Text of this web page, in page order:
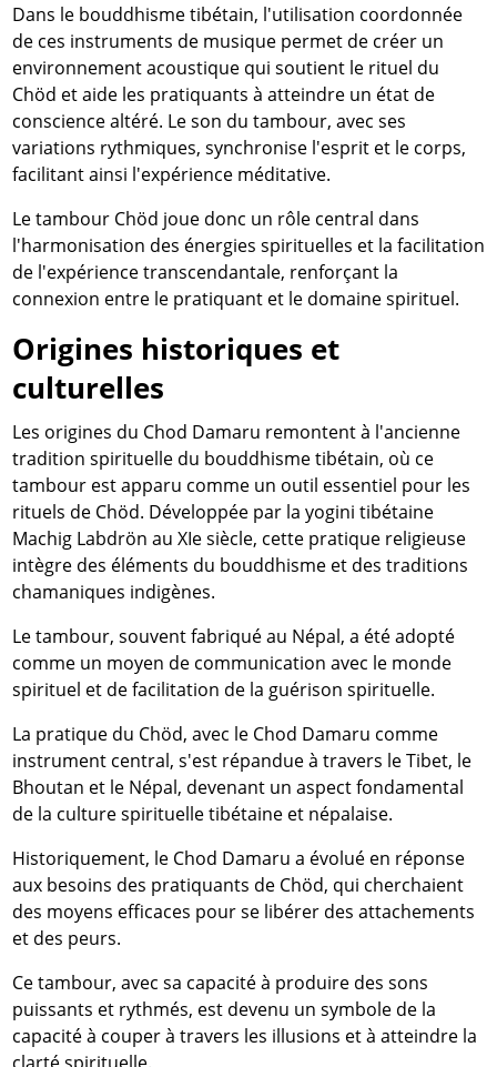
Dans le bouddhisme tibétain, l'utilisation coordonnée
de ces instruments de musique permet de créer un
environnement acoustique qui soutient le rituel du
Chöd et aide les pratiquants à atteindre un état de
conscience altéré. Le son du tambour, avec ses
variations rythmiques, synchronise l'esprit et le corps,
facilitant ainsi l'expérience méditative.
Le tambour Chöd joue donc un rôle central dans
l'harmonisation des énergies spirituelles et la facilitation
de l'expérience transcendantale, renforçant la
connexion entre le pratiquant et le domaine spirituel.
Origines historiques et
culturelles
Les origines du Chod Damaru remontent à l'ancienne
tradition spirituelle du bouddhisme tibétain, où ce
tambour est apparu comme un outil essentiel pour les
rituels de Chöd. Développée par la yogini tibétaine
Machig Labdrön au XIe siècle, cette pratique religieuse
intègre des éléments du bouddhisme et des traditions
chamaniques indigènes.
Le tambour, souvent fabriqué au Népal, a été adopté
comme un moyen de communication avec le monde
spirituel et de facilitation de la guérison spirituelle.
La pratique du Chöd, avec le Chod Damaru comme
instrument central, s'est répandue à travers le Tibet, le
Bhoutan et le Népal, devenant un aspect fondamental
de la culture spirituelle tibétaine et népalaise.
Historiquement, le Chod Damaru a évolué en réponse
aux besoins des pratiquants de Chöd, qui cherchaient
des moyens efficaces pour se libérer des attachements
et des peurs.
Ce tambour, avec sa capacité à produire des sons
puissants et rythmés, est devenu un symbole de la
capacité à couper à travers les illusions et à atteindre la